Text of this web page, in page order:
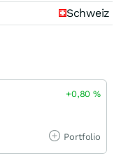
Schweiz
+0,80%
Portfolio